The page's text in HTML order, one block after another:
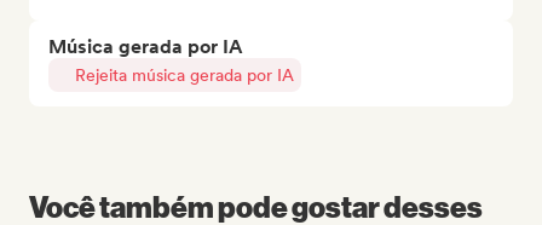
Música gerada por IA
Rejeita música gerada por IA
Você também pode gostar desses